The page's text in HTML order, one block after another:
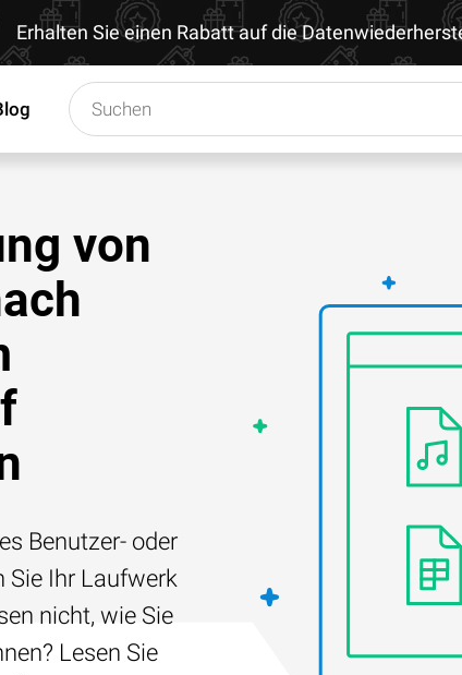
Erhalten Sie einen Rabatt auf die
von
Benutzer- oder
Sie Ihr Laufwerk
nicht, wie Sie
Lesen Sie